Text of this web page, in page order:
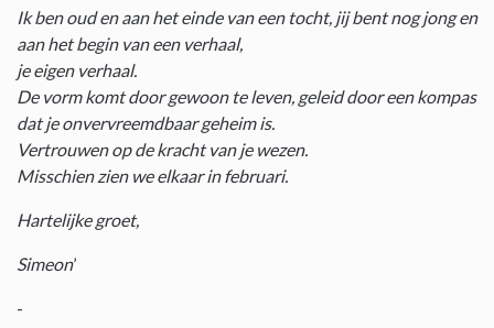
Ik ben oud en aan het einde van een tocht, jij bent nog jong en
aan het begin van een verhaal,
je eigen verhaal.
De vorm komt door gewoon te leven, geleid door een kompas
dat je onvervreemdbaar geheim is.
Vertrouwen op de kracht van je wezen.
Misschien zien we elkaar in februari.
Hartelijke groet,
Simeon’
-